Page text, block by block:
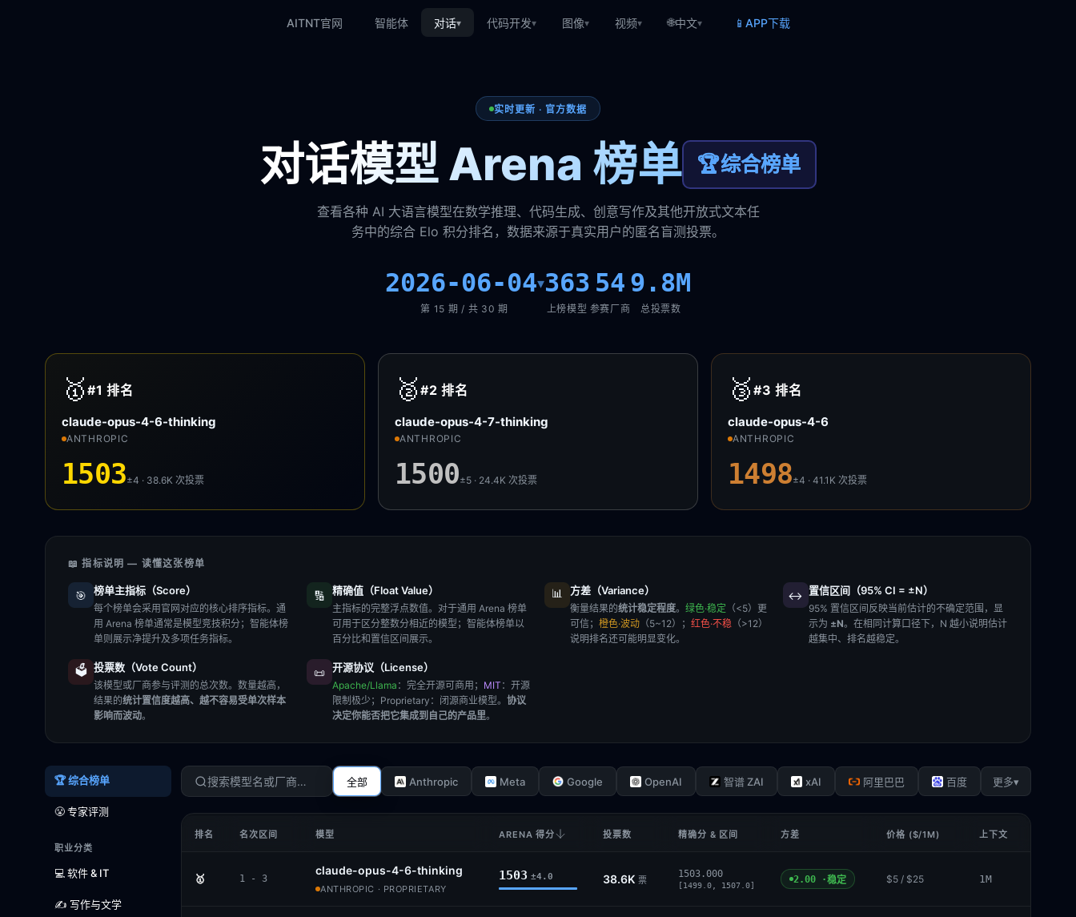
AITNT官网 智能体 对话▾ 代码开发▾ 图像▾ 视频▾ 🌐中文▾ 📱 APP下载
实时更新 · 官方数据
对话模型 Arena 榜单 🏆综合榜单
查看各种 AI 大语言模型在数学推理、代码生成、创意写作及其他开放式文本任
务中的综合 Elo 积分排名，数据来源于真实用户的匿名盲测投票。
2026-06-04▾
第 15 期 / 共 30 期
363
上榜模型
54
参赛厂商
9.8M
总投票数
🥇 #1排名
claude-opus-4-6-thinking
ANTHROPIC
1503±4 · 38.6K次投票
🥈 #2排名
claude-opus-4-7-thinking
ANTHROPIC
1500±5 · 24.4K次投票
🥉 #3排名
claude-opus-4-6
ANTHROPIC
1498±4 · 41.1K次投票
📖 指标说明 — 读懂这张榜单
🎯 榜单主指标（Score）
每个榜单会采用官网对应的核心排序指标。通
用 Arena 榜单通常是模型竞技积分；智能体榜
单则展示净提升及多项任务指标。
🔢 精确值（Float Value）
主指标的完整浮点数值。对于通用 Arena 榜单
可用于区分整数分相近的模型；智能体榜单以
百分比和置信区间展示。
📊 方差（Variance）
衡量结果的统计稳定程度。 绿色·稳定 （<5）更
可信； 橙色·波动 （5~12）； 红色·不稳 （>12）
说明排名还可能明显变化。
↔️ 置信区间（95% CI = ±N）
95% 置信区间反映当前估计的不确定范围，显
示为 ±N。在相同计算口径下，N 越小说明估计
越集中、排名越稳定。
🗳️ 投票数（Vote Count）
该模型或厂商参与评测的总次数。数量越高，
结果的统计置信度越高、越不容易受单次样本
影响而波动。
📜 开源协议（License）
Apache/Llama ：完全开源可商用； MIT ：开源
限制极少； Proprietary ：闭源商业模型。 协议
决定你能否把它集成到自己的产品里。
🏆 综合榜单
😤 专家评测
职业分类
💻 软件 & IT
✍️ 写作与文学
全部 Anthropic Meta Google OpenAI 智谱 ZAI xAI 阿里巴巴 百度 更多▾
排名 名次区间 模型 ARENA 得分 投票数 精确分 & 区间 方差 价格 ($/1M) 上下文
🥇 1 - 3
claude-opus-4-6-thinking
ANTHROPIC · PROPRIETARY
1503 ±4.0 38.6K 票
1503.000
[1499.0, 1507.0]
2.00 ·稳定 $5 / $25 1M